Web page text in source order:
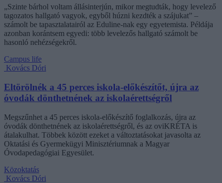
„Szinte bárhol voltam állásinterjún, mikor megtudták, hogy levelező
tagozatos hallgató vagyok, egyből húzni kezdték a szájukat” –
számolt be tapasztalatairól az Eduline-nak egy egyetemista. Példája
azonban korántsem egyedi: több levelezős hallgató számolt be
hasonló nehézségekről.
Campus life
Kovács Dóri
Eltörölnék a 45 perces iskola-előkészítőt, újra az
óvodák dönthetnének az iskolaérettségről
Megszűnhet a 45 perces iskola-előkészítő foglalkozás, újra az
óvodák dönthetnének az iskolaérettségről, és az oviKRÉTA is
átalakulhat. Többek között ezeket a változtatásokat javasolta az
Oktatási és Gyermekügyi Minisztériumnak a Magyar
Óvodapedagógiai Egyesület.
Közoktatás
Kovács Dóri